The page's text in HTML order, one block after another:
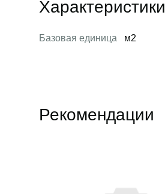
Характеристики
Базовая единица м2
Рекомендации